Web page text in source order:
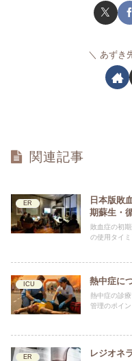
あずき
関連記事
ER
日本版敗
期蘇生・
敗血症の初
の使用タイ
ICU 熱中症に
熱中症の診
管理のポイ
ER レジオネ